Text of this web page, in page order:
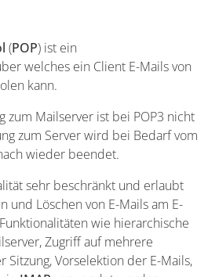
(POP) ist ein
welches ein Client E-Mails von
kann.
zum Mailserver ist bei POP3 nicht
zum Server wird bei Bedarf vom
wieder beendet.
sehr beschränkt und erlaubt
und Löschen von E-Mails am E-
wie hierarchische
Zugriff auf mehrere
Vorselektion der E-Mails,